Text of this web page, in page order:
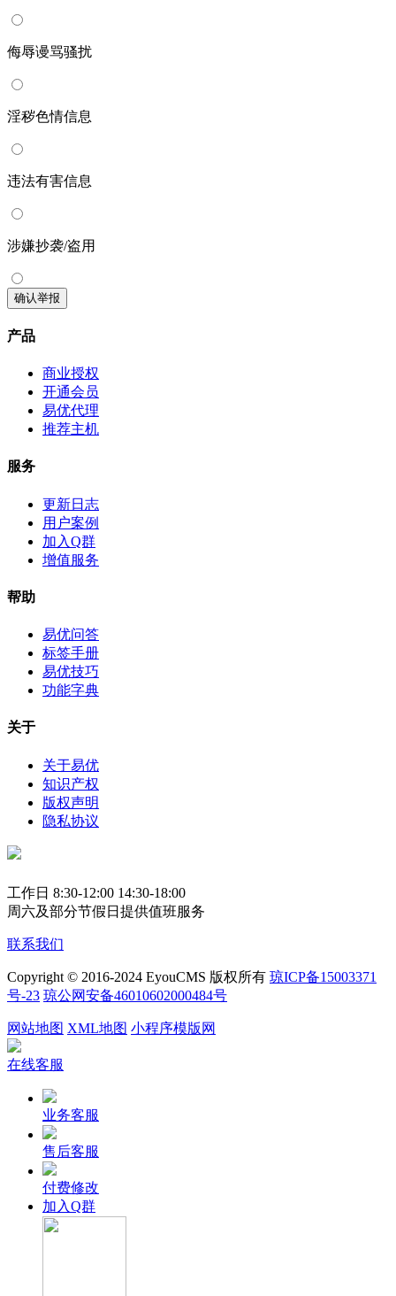
侮辱谩骂骚扰
淫秽色情信息
违法有害信息
涉嫌抄袭/盗用
确认举报
产品
商业授权
开通会员
易优代理
推荐主机
服务
更新日志
用户案例
加入Q群
增值服务
帮助
易优问答
标签手册
易优技巧
功能字典
关于
关于易优
知识产权
版权声明
隐私协议
工作日 8:30-12:00 14:30-18:00
周六及部分节假日提供值班服务
联系我们
Copyright © 2016-2024 EyouCMS 版权所有 琼ICP备15003371
号-23 琼公网安备46010602000484号
网站地图 XML地图 小程序模版网
在线客服
业务客服
售后客服
付费修改
加入Q群